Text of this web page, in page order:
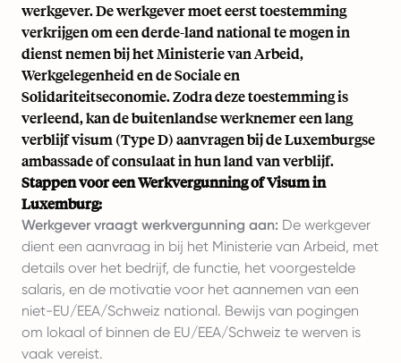
werkgever. De werkgever moet eerst toestemming
verkrijgen om een derde-land national te mogen in
dienst nemen bij het Ministerie van Arbeid,
Werkgelegenheid en de Sociale en
Solidariteitseconomie. Zodra deze toestemming is
verleend, kan de buitenlandse werknemer een lang
verblijf visum (Type D) aanvragen bij de Luxemburgse
ambassade of consulaat in hun land van verblijf.
Stappen voor een Werkvergunning of Visum in
Luxemburg:
Werkgever vraagt werkvergunning aan: De werkgever
dient een aanvraag in bij het Ministerie van Arbeid, met
details over het bedrijf, de functie, het voorgestelde
salaris, en de motivatie voor het aannemen van een
niet-EU/EEA/Schweiz national. Bewijs van pogingen
om lokaal of binnen de EU/EEA/Schweiz te werven is
vaak vereist.